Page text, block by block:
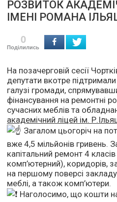
РОЗВИТОК
ІМЕНІ РОМАНА
0
Поділились
На позачерговій сесії
депутати вкотре
галузі громади,
фінансування на ремонтні
сучасних меблів та
академічний ліцей ім.
Загалом цьогоріч на
вже 4,5 мільйонів гривень.
капітальний ремонт 4
комп’ютерний), коридорів,
на першому поверсі
меблі, а також комп’ютери.
Наголосимо, що кошти